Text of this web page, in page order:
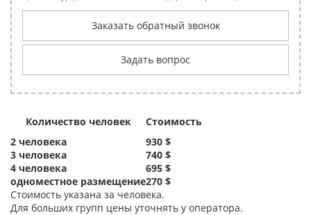
Заказать обратный звонок
Задать вопрос
Количество человек
Стоимость
2 человека
930 $
3 человека
740 $
4 человека
695 $
одноместное размещение270 $
Стоимость указана за человека.
Для больших групп цены уточнять у оператора.